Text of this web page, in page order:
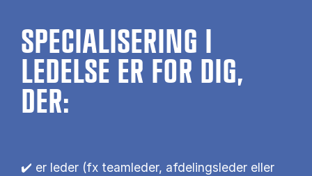
SPECIALISERING I
LEDELSE ER FOR DIG,
DER:
✔️ er leder (fx teamleder, afdelingsleder eller